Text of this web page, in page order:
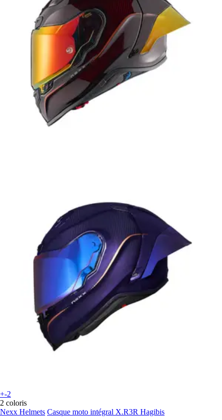
+-2
2 coloris
Nexx Helmets Casque moto intégral X.R3R Hagibis